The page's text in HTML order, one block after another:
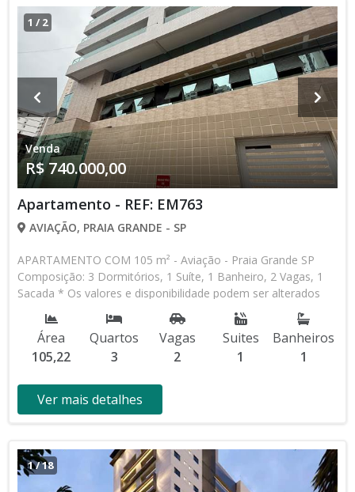
1 / 2
Venda
R$ 740.000,00
Apartamento - REF: EM763
AVIAÇÃO, PRAIA GRANDE - SP
APARTAMENTO COM 105 m² - Aviação - Praia Grande SP
Composição: 3 Dormitórios, 1 Suíte, 1 Banheiro, 2 Vagas, 1
Sacada * Os valores e disponibilidade podem ser alterados
sem prévio aviso. Favor verificar entrando em contato com
nossa equipe
Área
105,22
Quartos
3
Vagas
2
Suites
1
Banheiros
1
Ver mais detalhes
1/18